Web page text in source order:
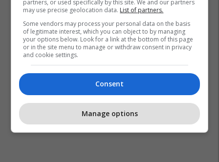
Brikena Selmani Big Brother Vip Albania
partners, or used specifically by this site. We and our partners
may use precise geolocation data. List of partners.
Some vendors may process your personal data on the basis
of legitimate interest, which you can object to by managing
your options below. Look for a link at the bottom of this page
or in the site menu to manage or withdraw consent in privacy
and cookie settings.
Consent
Manage options